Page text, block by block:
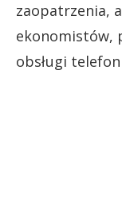
zaopatrzenia,
ekonomistów,
obsługi